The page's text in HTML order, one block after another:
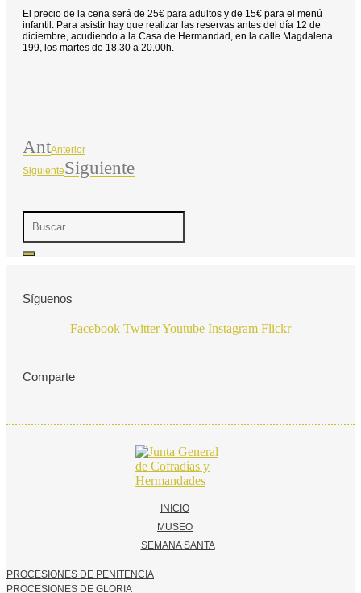
El precio de la cena será de 25€ para adultos y de 15€ para el menú
infantil. Para asistir hay que realizar las reservas antes del día 12 de
diciembre, acudiendo a la Casa de Hermandad, en la calle Magdalena
199, los martes de 18.30 a 20.00h.
AntAnterior
SiguienteSiguiente
Search
Síguenos
Facebook TwitterYoutube Instagram Flickr
Comparte
INICIO
MUSEO
SEMANA SANTA
PROCESIONES DE PENITENCIA
PROCESIONES DE GLORIA